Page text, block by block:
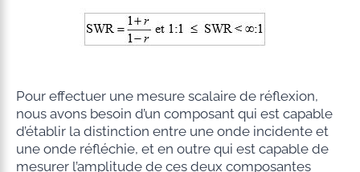
Pour effectuer une mesure scalaire de réflexion,
nous avons besoin d’un composant qui est capable
d’établir la distinction entre une onde incidente et
une onde réfléchie, et en outre qui est capable de
mesurer l’amplitude de ces deux composantes